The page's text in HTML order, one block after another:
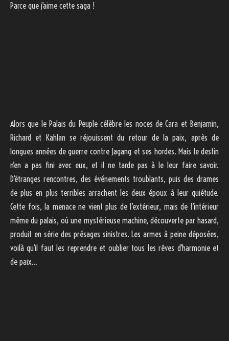
Parce que j’aime cette saga !
Alors que le Palais du Peuple célèbre les noces de Cara et Benjamin,
Richard et Kahlan se réjouissent du retour de la paix, après de
longues années de guerre contre Jagang et ses hordes. Mais le destin
n’en a pas fini avec eux, et il ne tarde pas à le leur faire savoir.
D’étranges rencontres, des événements troublants, puis des drames
de plus en plus terribles arrachent les deux époux à leur quiétude.
Cette fois, la menace ne vient plus de l’extérieur, mais de l’intérieur
même du palais, où une mystérieuse machine, découverte par hasard,
produit en série des présages sinistres. Les armes à peine déposées,
voilà qu’il faut les reprendre et oublier tous les rêves d’harmonie et
de paix…